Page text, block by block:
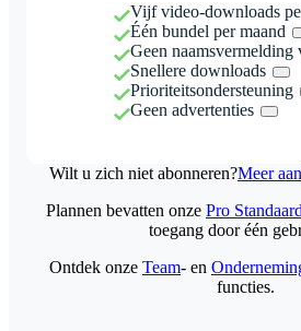
Vijf video-downloads
Één bundel per maand
Geen naamsvermelding
Snellere downloads
Prioriteitsondersteuning
Geen advertenties
Wilt u zich niet abonneren?Meer
Plannen bevatten onze Pro
toegang door één
Ontdek onze Team- en
functies.